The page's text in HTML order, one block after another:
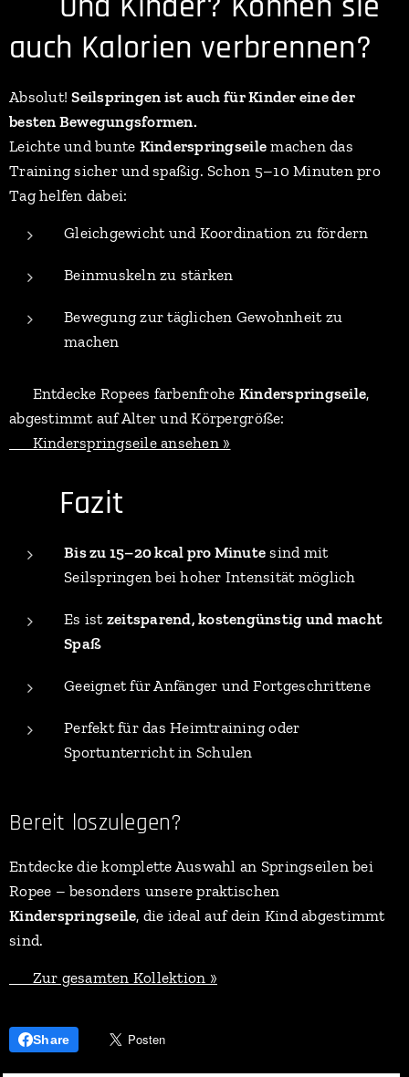
auch Kalorien verbrennen?
Absolut!Seilspringen ist auch für Kinder eine der
besten Bewegungsformen.
Leichte und bunte Kinderspringseile machen das
Training sicher und spaßig. Schon 5–10 Minuten pro
Tag helfen dabei:
Gleichgewicht und Koordination zu fördern
Beinmuskeln zu stärken
Bewegung zur täglichen Gewohnheit zu
machen
🧒 Entdecke Ropees farbenfrohe Kinderspringseile,
abgestimmt auf Alter und Körpergröße:
👉 Kinderspringseile ansehen »
🎯 Fazit
Bis zu 15–20 kcal pro Minute sind mit
Seilspringen bei hoher Intensität möglich
Es ist zeitsparend, kostengünstig und macht
Spaß
Geeignet für Anfänger und Fortgeschrittene
Perfekt für das Heimtraining oder
Sportunterricht in Schulen
Bereit loszulegen?
Entdecke die komplette Auswahl an Springseilen bei
Ropee – besonders unsere praktischen
Kinderspringseile, die ideal auf dein Kind abgestimmt
sind.
👉 Zur gesamten Kollektion »
Share